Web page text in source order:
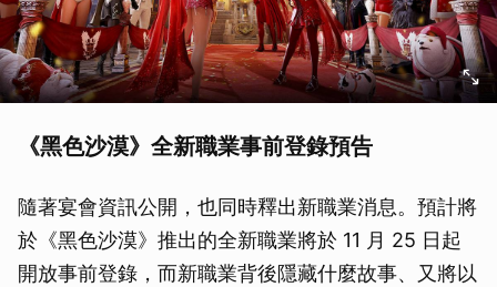
《黑色沙漠》全新職業事前登錄預告
隨著宴會資訊公開，也同時釋出新職業消息。預計將
於《黑色沙漠》推出的全新職業將於 11 月 25 日起
開放事前登錄，而新職業背後隱藏什麼故事、又將以